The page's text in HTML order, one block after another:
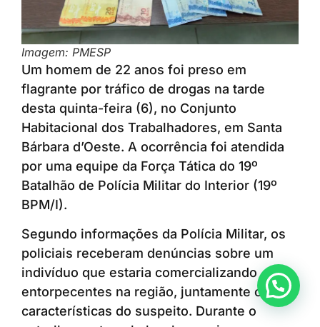
Imagem: PMESP
Um homem de 22 anos foi preso em
flagrante por tráfico de drogas na tarde
desta quinta-feira (6), no Conjunto
Habitacional dos Trabalhadores, em Santa
Bárbara d’Oeste. A ocorrência foi atendida
por uma equipe da Força Tática do 19º
Batalhão de Polícia Militar do Interior (19º
BPM/I).
Segundo informações da Polícia Militar, os
policiais receberam denúncias sobre um
indivíduo que estaria comercializando
entorpecentes na região, juntamente com
características do suspeito. Durante o
Anunciar ou recomendar matéria